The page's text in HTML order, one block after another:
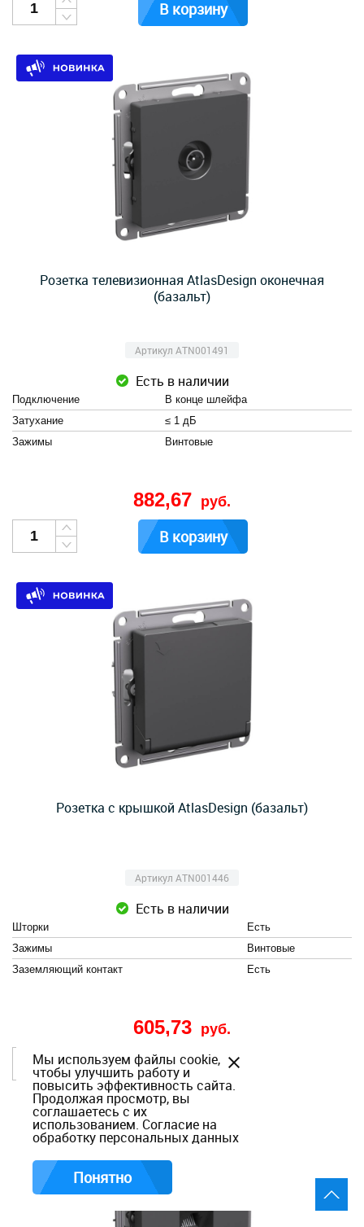
В корзину
Розетка телевизионная AtlasDesign оконечная
(базальт)
Артикул ATN001491
Есть в наличии
Подключение
В конце шлейфа
Затухание
≤ 1 дБ
Зажимы
Винтовые
882,67 руб.
В корзину
Розетка с крышкой AtlasDesign (базальт)
Артикул ATN001446
Есть в наличии
Шторки
Есть
Зажимы
Винтовые
Заземляющий контакт
Есть
605,73 руб.
В корзину
Мы используем файлы cookie,
чтобы улучшить работу и
повысить эффективность сайта.
Продолжая просмотр, вы
соглашаетесь с их
использованием. Согласие на
обработку персональных данных
Понятно